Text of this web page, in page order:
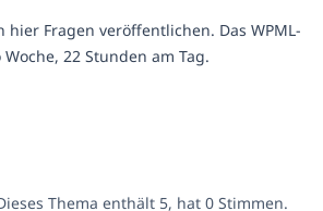
Fragen veröffentlichen. Das WPML-
22 Stunden am Tag.
Thema enthält 5, hat 0 Stimmen.